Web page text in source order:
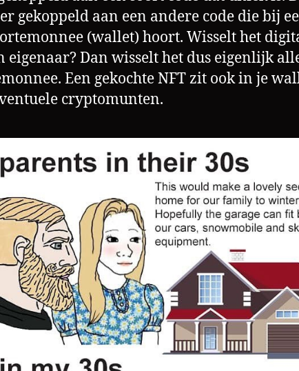
gekoppeld aan een andere code die bij
(wallet) hoort. Wisselt het
eigenaar? Dan wisselt het dus eigenlijk
Een gekochte NFT zit ook in je
cryptomunten.